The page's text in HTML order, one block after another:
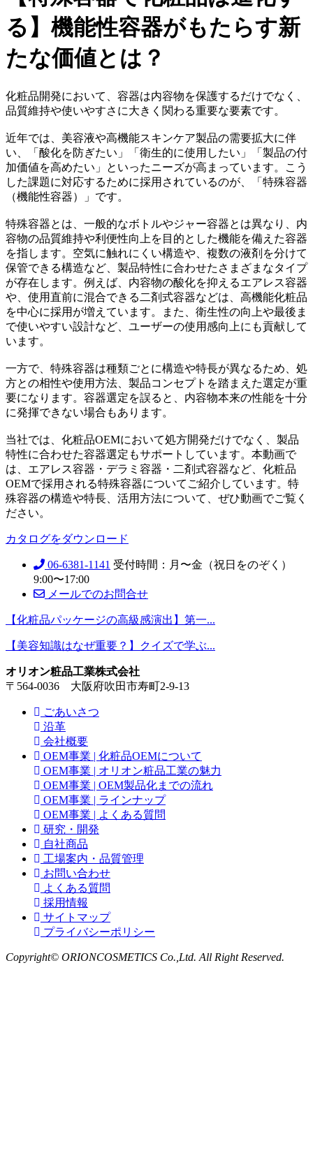
る】機能性容器がもたらす新
たな価値とは？
化粧品開発において、容器は内容物を保護するだけでなく、
品質維持や使いやすさに大きく関わる重要な要素です。
近年では、美容液や高機能スキンケア製品の需要拡大に伴
い、「酸化を防ぎたい」「衛生的に使用したい」「製品の付
加価値を高めたい」といったニーズが高まっています。こう
した課題に対応するために採用されているのが、「特殊容器
（機能性容器）」です。
特殊容器とは、一般的なボトルやジャー容器とは異なり、内
容物の品質維持や利便性向上を目的とした機能を備えた容器
を指します。空気に触れにくい構造や、複数の液剤を分けて
保管できる構造など、製品特性に合わせたさまざまなタイプ
が存在します。例えば、内容物の酸化を抑えるエアレス容器
や、使用直前に混合できる二剤式容器などは、高機能化粧品
を中心に採用が増えています。また、衛生性の向上や最後ま
で使いやすい設計など、ユーザーの使用感向上にも貢献して
います。
一方で、特殊容器は種類ごとに構造や特長が異なるため、処
方との相性や使用方法、製品コンセプトを踏まえた選定が重
要になります。容器選定を誤ると、内容物本来の性能を十分
に発揮できない場合もあります。
当社では、化粧品OEMにおいて処方開発だけでなく、製品
特性に合わせた容器選定もサポートしています。本動画で
は、エアレス容器・デラミ容器・二剤式容器など、化粧品
OEMで採用される特殊容器についてご紹介しています。特
殊容器の構造や特長、活用方法について、ぜひ動画でご覧く
ださい。
カタログをダウンロード
06-6381-1141 受付時間：月〜金（祝日をのぞく）
9:00〜17:00
メールでのお問合せ
【化粧品パッケージの高級感演出】第一...
【美容知識はなぜ重要？】クイズで学ぶ...
オリオン粧品工業株式会社
〒564-0036 大阪府吹田市寿町2-9-13
ごあいさつ
沿革
会社概要
OEM事業 | 化粧品OEMについて
OEM事業 | オリオン粧品工業の魅力
OEM事業 | OEM製品化までの流れ
OEM事業 | ラインナップ
OEM事業 | よくある質問
研究・開発
自社商品
工場案内・品質管理
お問い合わせ
よくある質問
採用情報
サイトマップ
プライバシーポリシー
Copyright© ORIONCOSMETICS Co.,Ltd. All Right Reserved.